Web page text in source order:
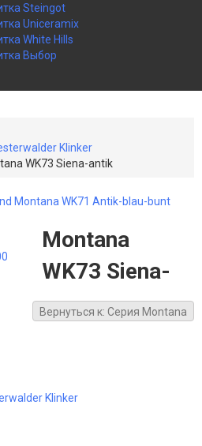
Steingot
Uniceramix
White Hills
Выбор
Klinker
WK73 Siena-antik
Montana WK71 Antik-blau-bunt
Вернуться к: Серия Montana
Montana
WK73 Siena-
Klinker